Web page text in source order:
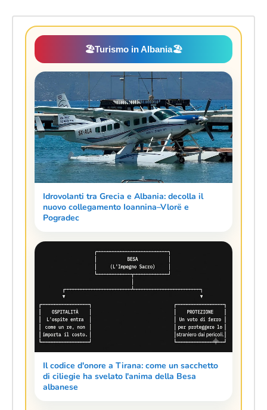
🏖️Turismo in Albania🏖️
Idrovolanti tra Grecia e Albania: decolla il
nuovo collegamento Ioannina–Vlorë e
Pogradec
Il codice d'onore a Tirana: come un sacchetto
di ciliegie ha svelato l'anima della Besa
albanese